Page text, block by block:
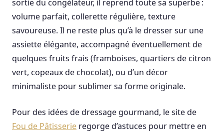
sortie du congélateur, il reprend toute sa superbe :
volume parfait, collerette régulière, texture
savoureuse. Il ne reste plus qu’à le dresser sur une
assiette élégante, accompagné éventuellement de
quelques fruits frais (framboises, quartiers de citron
vert, copeaux de chocolat), ou d’un décor
minimaliste pour sublimer sa forme originale.
Pour des idées de dressage gourmand, le site de
Fou de Pâtisserie regorge d’astuces pour mettre en